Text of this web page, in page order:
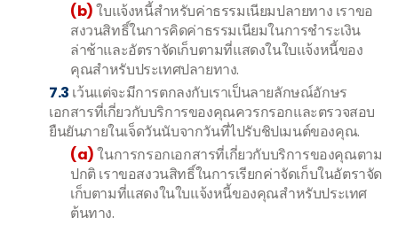
(b)ใบแจ้งหนี้สำหรับค่าธรรมเนียมปลายทาง เราขอ
สงวนสิทธิ์ในการคิดค่าธรรมเนียมในการชำระเงิน
ล่าช้าและอัตราจัดเก็บตามที่แสดงในใบแจ้งหนี้ของ
คุณสำหรับประเทศปลายทาง.
7.3 เว้นแต่จะมีการตกลงกับเราเป็นลายลักษณ์อักษร
เอกสารที่เกี่ยวกับบริการของคุณควรกรอกและตรวจสอบ
ยืนยันภายในเจ็ดวันนับจากวันที่ไปรับชิปเมนต์ของคุณ.
(a)ในการกรอกเอกสารที่เกี่ยวกับบริการของคุณตาม
ปกติ เราขอสงวนสิทธิ์ในการเรียกค่าจัดเก็บในอัตราจัด
เก็บตามที่แสดงในใบแจ้งหนี้ของคุณสำหรับประเทศ
ต้นทาง.